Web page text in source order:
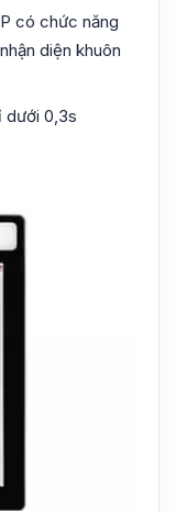
có chức năng
diện khuôn
dưới 0,3s